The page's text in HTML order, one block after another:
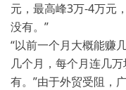
元，最高峰3万-4万元
没有。”
“以前一个月大概能赚
几个月，每个月连几
有。”由于外贸受阻，